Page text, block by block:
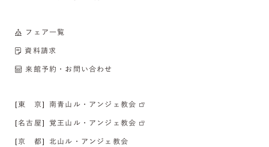
フェア一覧
資料請求
来館予約・お問い合わせ
[東 京] 南青山ル・アンジェ教会
[名古屋] 覚王山ル・アンジェ教会
[京 都] 北山ル・アンジェ教会